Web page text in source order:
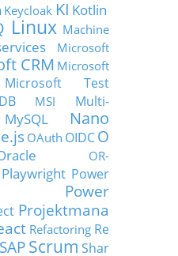
Keycloak KI Kotlin
Linux Machine
Microsoft
CRM Microsoft
Microsoft Test
MSI
Multi-
MySQL
Nano
OAuth OIDCO
OR-
Playwright Power
Power
Projektmana
Refactoring Re
SAP Scrum Shar